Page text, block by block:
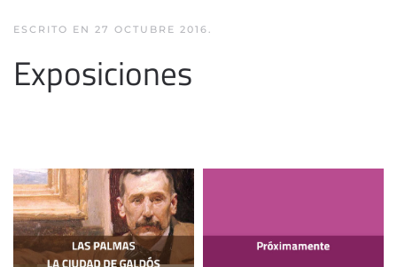
ESCRITO EN 27 OCTUBRE 2016.
Exposiciones